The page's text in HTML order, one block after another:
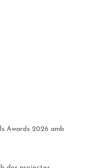
Awards 2026 amb